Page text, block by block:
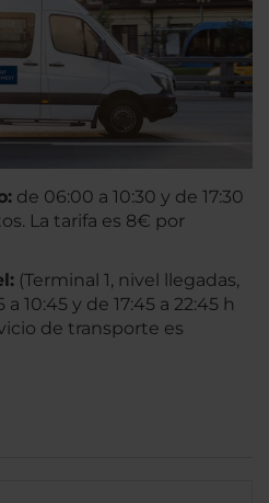
de 06:00 a 10:30 y de 17:30
La tarifa es 8€ por
(Terminal 1, nivel llegadas,
10:45 y de 17:45 a 22:45 h
de transporte es